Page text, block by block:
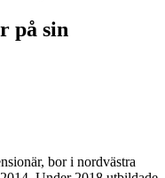
på sin
bor i nordvästra